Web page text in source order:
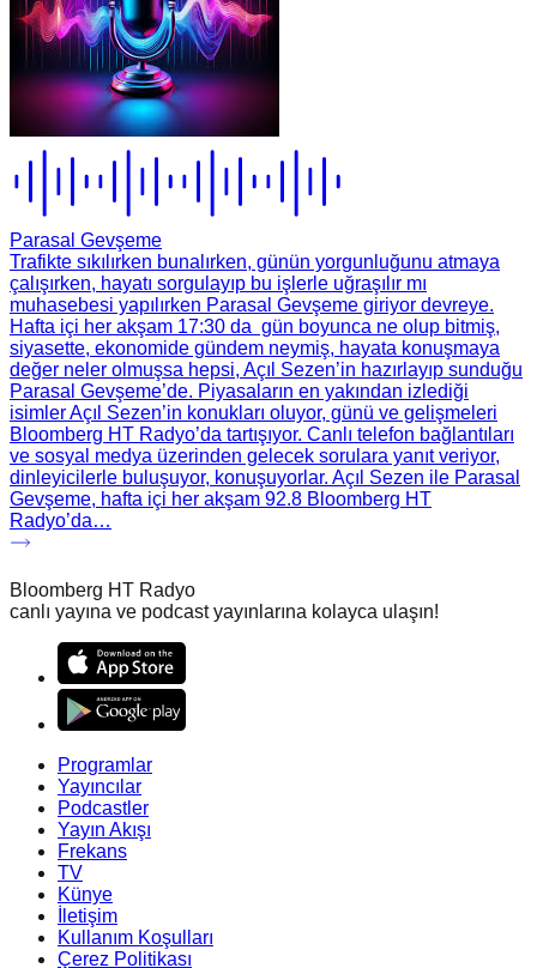
Parasal Gevşeme
Trafikte sıkılırken bunalırken, günün yorgunluğunu atmaya
çalışırken, hayatı sorgulayıp bu işlerle uğraşılır mı
muhasebesi yapılırken Parasal Gevşeme giriyor devreye.
Hafta içi her akşam 17:30 da gün boyunca ne olup bitmiş,
siyasette, ekonomide gündem neymiş, hayata konuşmaya
değer neler olmuşsa hepsi, Açıl Sezen’in hazırlayıp sunduğu
Parasal Gevşeme’de. Piyasaların en yakından izlediği
isimler Açıl Sezen’in konukları oluyor, günü ve gelişmeleri
Bloomberg HT Radyo’da tartışıyor. Canlı telefon bağlantıları
ve sosyal medya üzerinden gelecek sorulara yanıt veriyor,
dinleyicilerle buluşuyor, konuşuyorlar. Açıl Sezen ile Parasal
Gevşeme, hafta içi her akşam 92.8 Bloomberg HT
Radyo’da…
Bloomberg HT Radyo
canlı yayına ve podcast yayınlarına kolayca ulaşın!
Programlar
Yayıncılar
Podcastler
Yayın Akışı
Frekans
TV
Künye
İletişim
Kullanım Koşulları
Çerez Politikası